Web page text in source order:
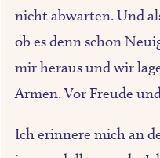
nicht abwarten. Und
ob es denn schon
mir heraus und wir
Armen. Vor Freude
Ich erinnere mich an